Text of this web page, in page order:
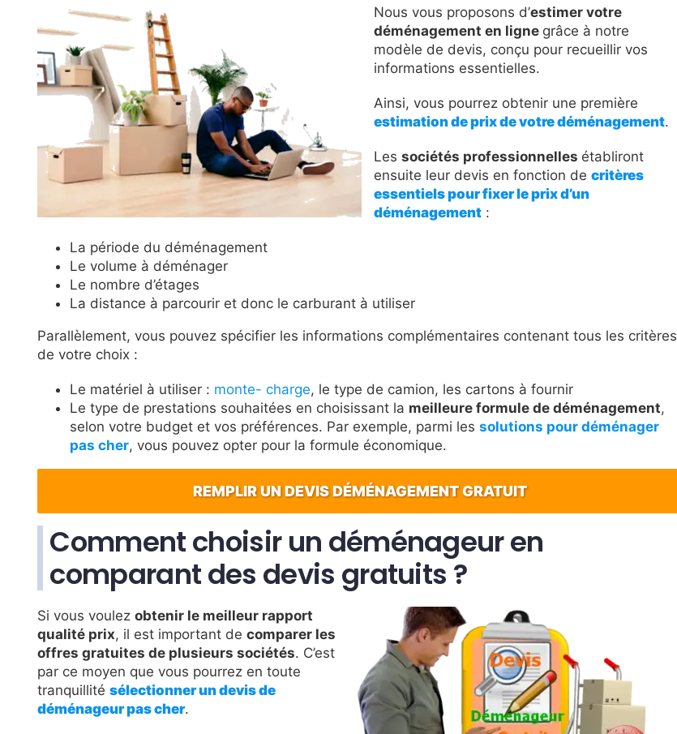
Nous vous proposons d’estimer votre
déménagement en ligne grâce à notre
modèle de devis, conçu pour recueillir vos
informations essentielles.
Ainsi, vous pourrez obtenir une première
estimation de prix de votre déménagement.
Lessociétés professionnelles établiront
ensuite leur devis en fonction decritères
essentiels pour fixer le prix d’un
déménagement :
La période du déménagement
Le volume à déménager
Le nombre d’étages
La distance à parcourir et donc le carburant à utiliser
Parallèlement, vous pouvez spécifier les informations complémentaires contenant tous les critères
de votre choix :
Le matériel à utiliser : monte- charge, le type de camion, les cartons à fournir
Le type de prestations souhaitées en choisissant la meilleure formule de déménagement,
selon votre budget et vos préférences. Par exemple, parmi lessolutions pour déménager
pas cher, vous pouvez opter pour la formule économique.
REMPLIR UN DEVIS DÉMÉNAGEMENT GRATUIT
Comment choisir un déménageur en
comparant des devis gratuits ?
Si vous voulezobtenir le meilleur rapport
qualité prix, il est important decomparer les
offres gratuites de plusieurs sociétés. C’est
par ce moyen que vous pourrez en toute
tranquillitésélectionner un devis de
déménageur pas cher.